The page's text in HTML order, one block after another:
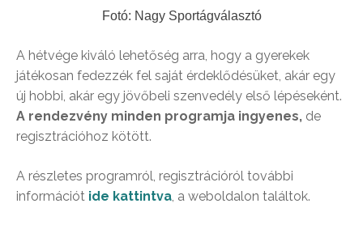
Fotó: Nagy Sportágválasztó
A hétvége kiváló lehetőség arra, hogy a gyerekek
játékosan fedezzék fel saját érdeklődésüket, akár egy
új hobbi, akár egy jövőbeli szenvedély első lépéseként.
A rendezvény minden programja ingyenes, de
regisztrációhoz kötött.
A részletes programról, regisztrációról további
információt ide kattintva , a weboldalon találtok.